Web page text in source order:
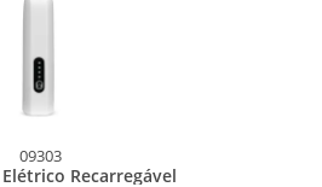
09303
Recarregável